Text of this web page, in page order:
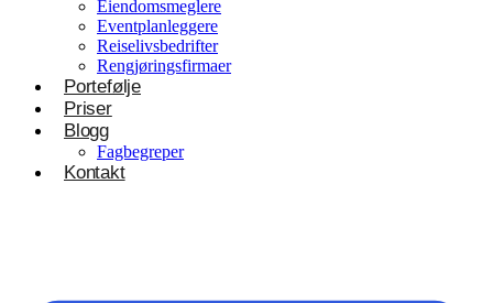
Eiendomsmeglere
Eventplanleggere
Reiselivsbedrifter
Rengjøringsfirmaer
Portefølje
Priser
Blogg
Fagbegreper
Kontakt